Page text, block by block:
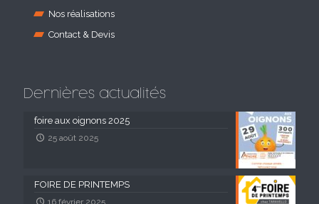
Nos réalisations
Contact & Devis
Dernières actualités
foire aux oignons 2025
25 août 2025
FOIRE DE PRINTEMPS
16 février 2025